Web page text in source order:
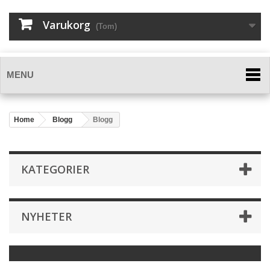
Varukorg (Tom)
MENU
Home Blogg Blogg
KATEGORIER
NYHETER